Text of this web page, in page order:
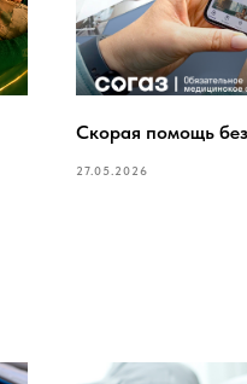
Скорая помощь
27.05.2026